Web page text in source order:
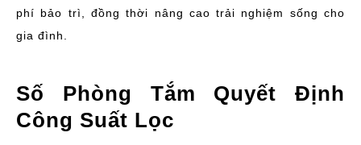
phí bảo trì, đồng thời nâng cao trải nghiệm sống cho
gia đình.
Số Phòng Tắm Quyết Định
Công Suất Lọc